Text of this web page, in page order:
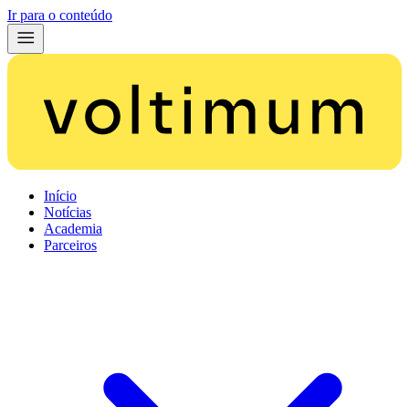
Ir para o conteúdo
Início
Notícias
Academia
Parceiros